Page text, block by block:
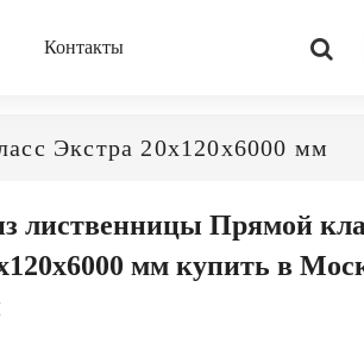
Контакты
Экстра 20x120x6000 мм
лиственницы Прямой
мм купить в